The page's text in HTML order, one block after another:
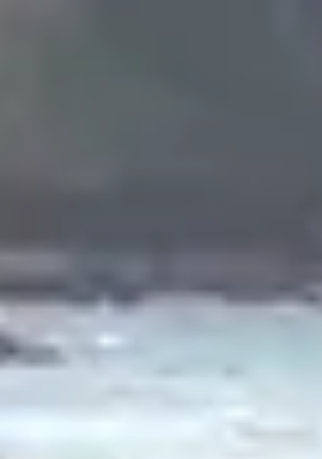
villes, les
seul bloc
peuvent se